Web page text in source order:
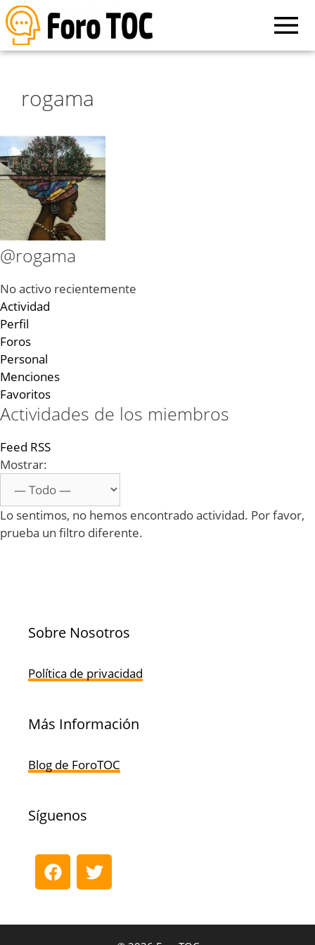
rogama
@rogama
No activo recientemente
Actividad
Perfil
Foros
Personal
Menciones
Favoritos
Actividades de los miembros
Feed RSS
Mostrar:
Lo sentimos, no hemos encontrado actividad. Por favor,
prueba un filtro diferente.
Sobre Nosotros
Política de privacidad
Más Información
Blog de ForoTOC
Síguenos